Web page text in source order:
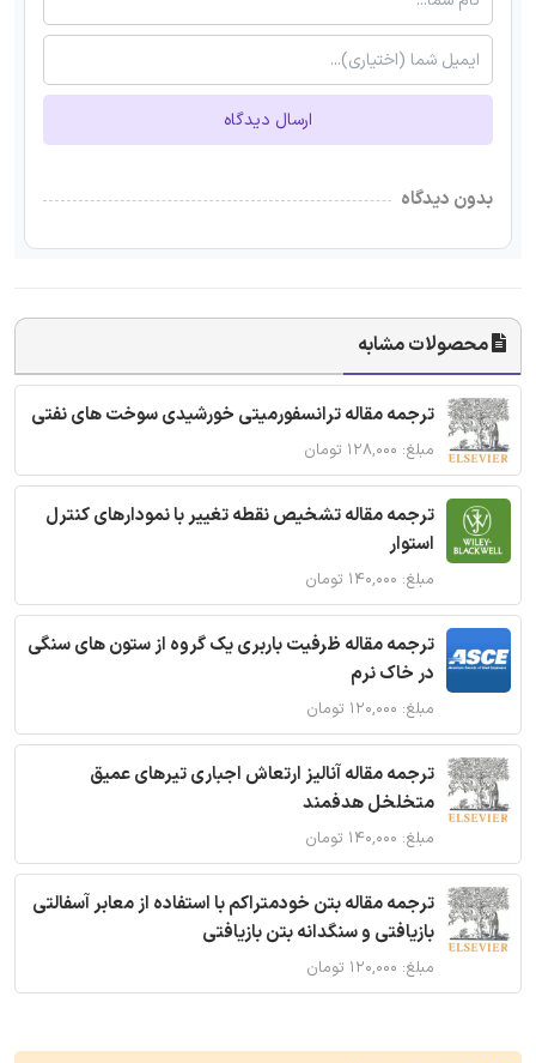
ارسال دیدگاه
بدون دیدگاه
محصولات مشابه
ترجمه مقاله ترانسفورمیتی خورشیدی سوخت های نفتی
مبلغ: ۱۲۸,۰۰۰ تومان
ترجمه مقاله تشخیص نقطه تغییر با نمودارهای کنترل
استوار
مبلغ: ۱۴۰,۰۰۰ تومان
ترجمه مقاله ظرفیت باربری یک گروه از ستون های سنگی
در خاک نرم
مبلغ: ۱۲۰,۰۰۰ تومان
ترجمه مقاله آنالیز ارتعاش اجباری تیرهای عمیق
متخلخل هدفمند
مبلغ: ۱۴۰,۰۰۰ تومان
ترجمه مقاله بتن خودمتراکم با استفاده از معابر آسفالتی
بازیافتی و سنگدانه بتن بازیافتی
مبلغ: ۱۲۰,۰۰۰ تومان